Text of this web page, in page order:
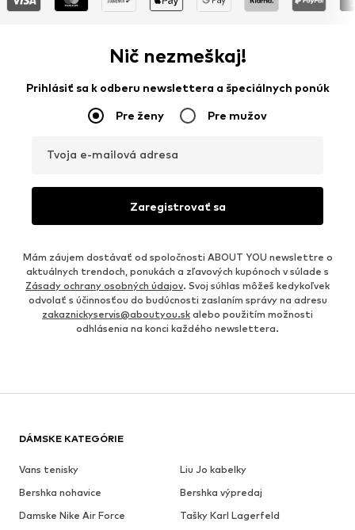
Nič nezmeškaj!
Prihlásiť sa k odberu newslettera a špeciálnych ponúk
Pre ženy Pre mužov
Tvoja e-mailová adresa
Zaregistrovať sa
Mám záujem dostávať od spoločnosti ABOUT YOU newslettre o
aktuálnych trendoch, ponukách a zľavových kupónoch v súlade s
Zásady ochrany osobných údajov. Svoj súhlas môžeš kedykoľvek
odvolať s účinnosťou do budúcnosti zaslaním správy na adresu
zakaznickyservis@aboutyou.sk alebo použitím možnosti
odhlásenia na konci každého newslettera.
DÁMSKE KATEGÓRIE
Vans tenisky
Liu Jo kabelky
Bershka nohavice
Bershka výpredaj
Damske Nike Air Force
Tašky Karl Lagerfeld